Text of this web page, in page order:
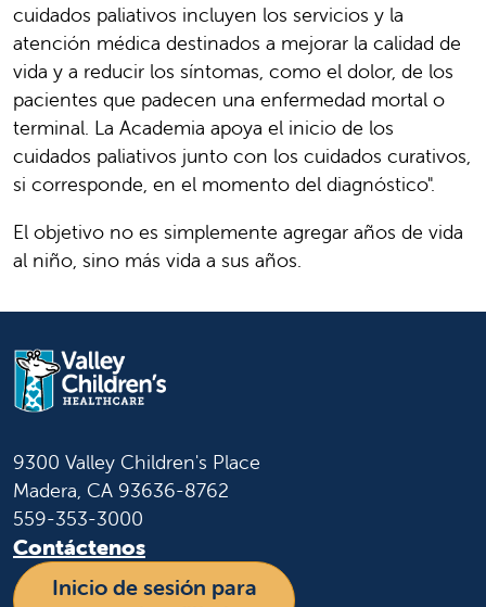
cuidados paliativos incluyen los servicios y la
atención médica destinados a mejorar la calidad de
vida y a reducir los síntomas, como el dolor, de los
pacientes que padecen una enfermedad mortal o
terminal. La Academia apoya el inicio de los
cuidados paliativos junto con los cuidados curativos,
si corresponde, en el momento del diagnóstico".
El objetivo no es simplemente agregar años de vida
al niño, sino más vida a sus años.
9300 Valley Children's Place
Madera, CA 93636-8762
559-353-3000
Contáctenos
Inicio de sesión para